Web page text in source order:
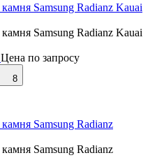
Цена по запросу
8